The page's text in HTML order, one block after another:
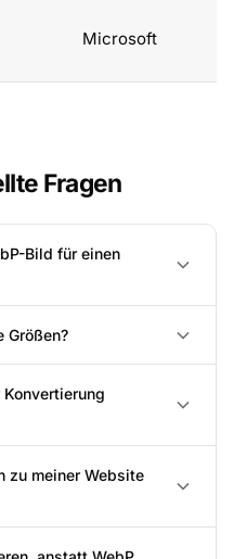
Microsoft
Fragen
Bild für einen
Größen?
zu meiner Website